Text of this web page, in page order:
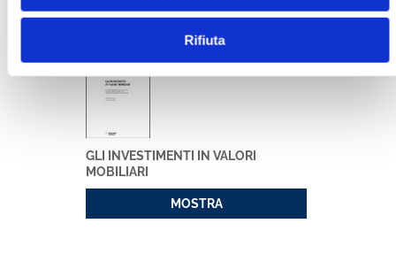
Rifiuta
GLI INVESTIMENTI IN VALORI
MOBILIARI
MOSTRA